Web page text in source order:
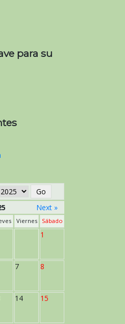
para su
Next »
Viernes Sábado
1
7 8
14 15